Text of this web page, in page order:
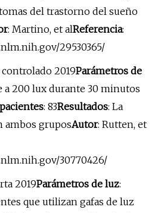
del trastorno del sueño
: Martino, et alReferencia:
29530365/
2019Parámetros de
a 200 lux durante 30 minutos
: 83Resultados: La
ambos gruposAutor: Rutten, et
30770426/
2019Parámetros de luz:
que utilizan gafas de luz